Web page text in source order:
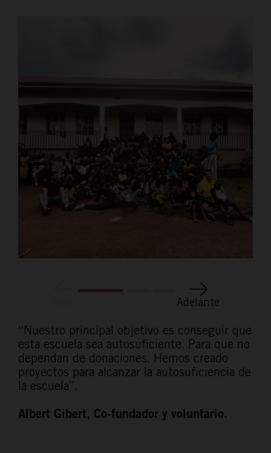
Adelante
“Nuestro principal objetivo es conseguir que
esta escuela sea autosuficiente. Para que no
dependan de donaciones. Hemos creado
proyectos para alcanzar la autosuficiencia de
la escuela”.
Albert Gibert, Co-fundador y voluntario.